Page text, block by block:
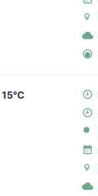
15°C